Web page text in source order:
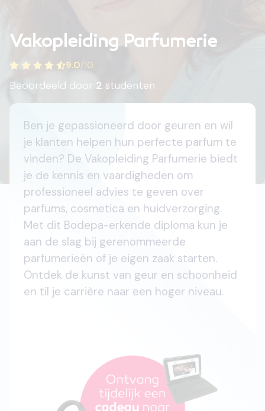
Vakopleiding Parfumerie
9.0/10
Beoordeeld door 2 studenten
Ben je gepassioneerd door geuren en wil
je klanten helpen hun perfecte parfum te
vinden? De Vakopleiding Parfumerie biedt
je de kennis en vaardigheden om
professioneel advies te geven over
parfums, cosmetica en huidverzorging.
Met dit Bodepa-erkende diploma kun je
aan de slag bij gerenommeerde
parfumerieën of je eigen zaak starten.
Ontdek de kunst van geur en schoonheid
en til je carrière naar een hoger niveau.